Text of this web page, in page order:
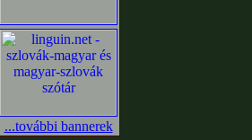
...további bannerek